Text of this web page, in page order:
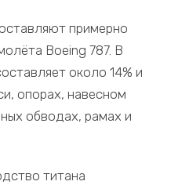
примерно
Boeing 787. В
около 14% и
опорах, навесном
обводах, рамах и
титана